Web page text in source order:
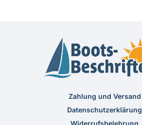
Zahlung und Versand
Datenschutzerklärung
Widerrufsbelehrung